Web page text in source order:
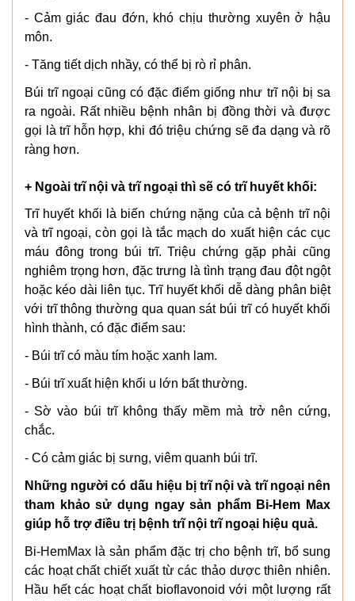
- Cảm giác đau đớn, khó chịu thường xuyên ở hậu
môn.
- Tăng tiết dịch nhầy, có thể bị rò rỉ phân.
Búi trĩ ngoại cũng có đặc điểm giống như trĩ nội bị sa
ra ngoài. Rất nhiều bệnh nhân bị đồng thời và được
gọi là trĩ hỗn hợp, khi đó triệu chứng sẽ đa dạng và rõ
ràng hơn.
+ Ngoài trĩ nội và trĩ ngoại thì sẽ có trĩ huyết khối:
Trĩ huyết khối là biến chứng nặng của cả bệnh trĩ nội
và trĩ ngoại, còn gọi là tắc mạch do xuất hiện các cục
máu đông trong búi trĩ. Triệu chứng gặp phải cũng
nghiêm trọng hơn, đặc trưng là tình trạng đau đột ngột
hoặc kéo dài liên tục. Trĩ huyết khối dễ dàng phân biệt
với trĩ thông thường qua quan sát búi trĩ có huyết khối
hình thành, có đặc điểm sau:
- Búi trĩ có màu tím hoặc xanh lam.
- Búi trĩ xuất hiện khối u lớn bất thường.
- Sờ vào búi trĩ không thấy mềm mà trở nên cứng,
chắc.
- Có cảm giác bị sưng, viêm quanh búi trĩ.
Những người có dấu hiệu bị trĩ nội và trĩ ngoại nên
tham khảo sử dụng ngay sản phẩm Bi-Hem Max
giúp hỗ trợ điều trị bệnh trĩ nội trĩ ngoại hiệu quả.
Bi-HemMax là sản phẩm đặc trị cho bệnh trĩ, bổ sung
các hoạt chất chiết xuất từ các thảo dược thiên nhiên.
Hầu hết các hoạt chất bioflavonoid với một lượng rất